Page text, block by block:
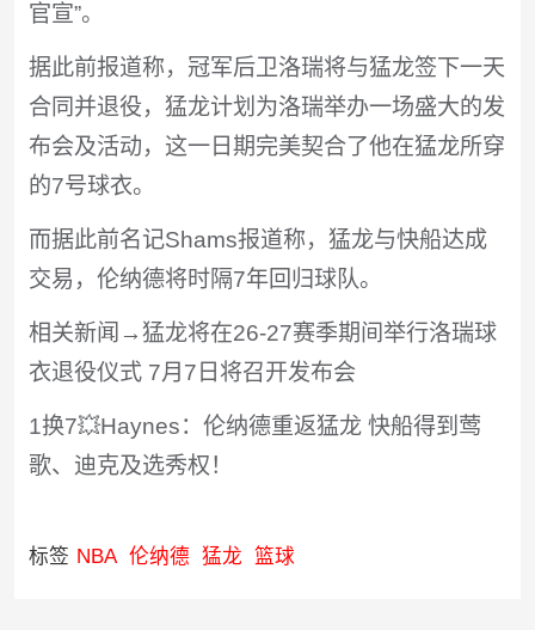
官宣”。
据此前报道称，冠军后卫洛瑞将与猛龙签下一天
合同并退役，猛龙计划为洛瑞举办一场盛大的发
布会及活动，这一日期完美契合了他在猛龙所穿
的7号球衣。
而据此前名记Shams报道称，猛龙与快船达成
交易，伦纳德将时隔7年回归球队。
相关新闻→猛龙将在26-27赛季期间举行洛瑞球
衣退役仪式 7月7日将召开发布会
1换7💥Haynes：伦纳德重返猛龙 快船得到莺
歌、迪克及选秀权！
标签 NBA 伦纳德 猛龙 篮球